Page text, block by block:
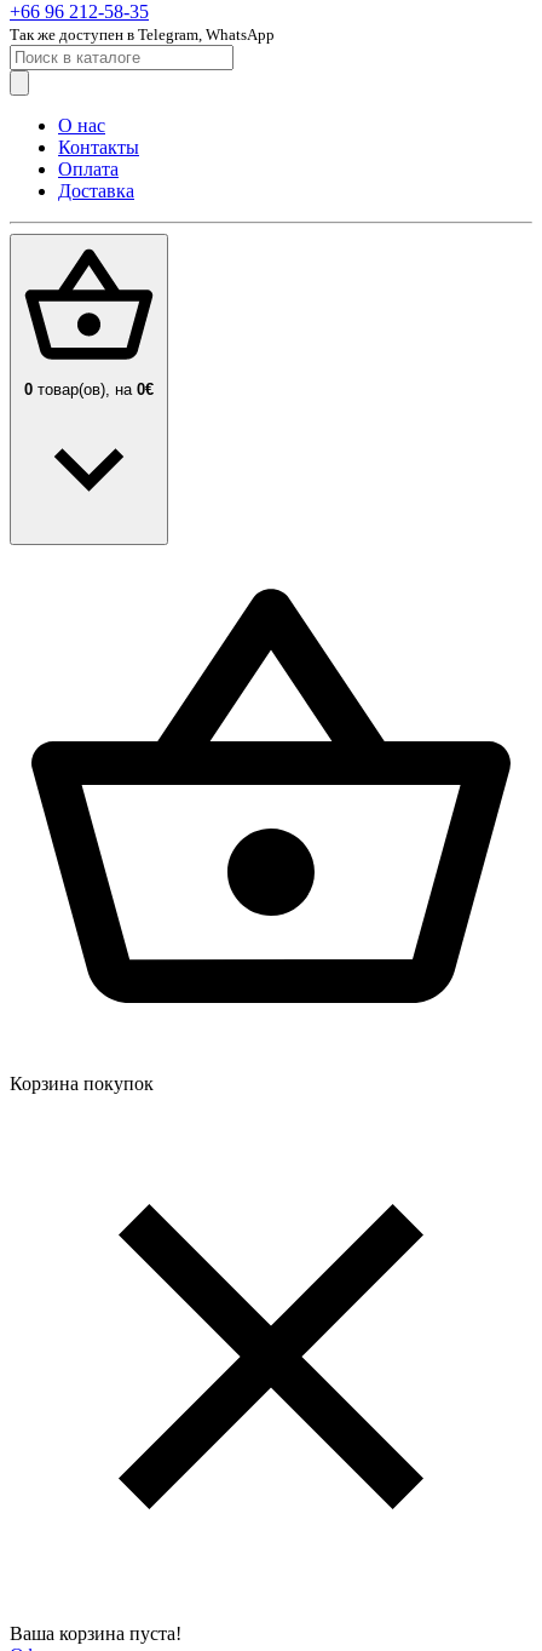
+66 96 212-58-35
Так же доступен в Telegram, WhatsApp
О нас
Контакты
Оплата
Доставка
0 товар(ов), на 0€
Корзина покупок
Ваша корзина пуста!